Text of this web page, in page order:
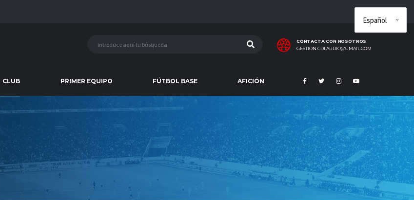
CONTACTA CON NOSOTROS
GESTION.CDLAUDIO@GMAIL.COM
CLUB PRIMER EQUIPO FÚTBOL BASE AFICIÓN